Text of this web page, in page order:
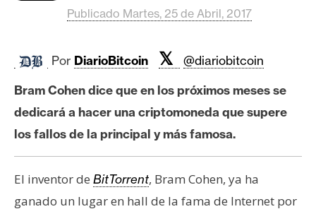
a
o
s
B
i
t
Publicado Martes, 25 de Abril, 2017
Por DiarioBitcoin 𝕏
@diariobitcoin
Bram Cohen dice que en los próximos meses se
dedicará a hacer una criptomoneda que supere
los fallos de la principal y más famosa.
El inventor de BitTorrent, Bram Cohen, ya ha
ganado un lugar en hall de la fama de Internet por